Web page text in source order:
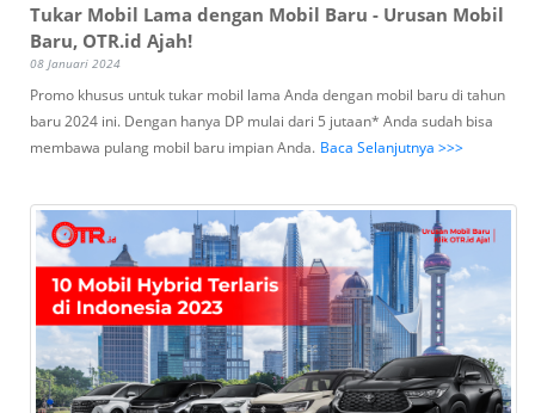
Tukar Mobil Lama dengan Mobil Baru - Urusan Mobil
Baru, OTR.id Ajah!
08 Januari 2024
Promo khusus untuk tukar mobil lama Anda dengan mobil baru di tahun
baru 2024 ini. Dengan hanya DP mulai dari 5 jutaan* Anda sudah bisa
membawa pulang mobil baru impian Anda. Baca Selanjutnya >>>